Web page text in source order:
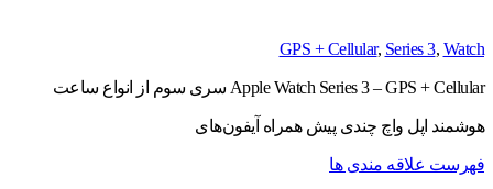
GPS + Cellular, Series 3, Watch
Apple Watch Series 3 – GPS + Cellular سری سوم از انواع ساعت
هوشمند اپل واچ چندی پیش همراه آیفون‌های
فهرست علاقه مندی ها